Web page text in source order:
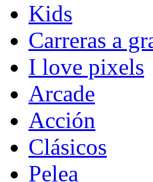
Kids
Carreras a
I love pixels
Arcade
Acción
Clásicos
Pelea